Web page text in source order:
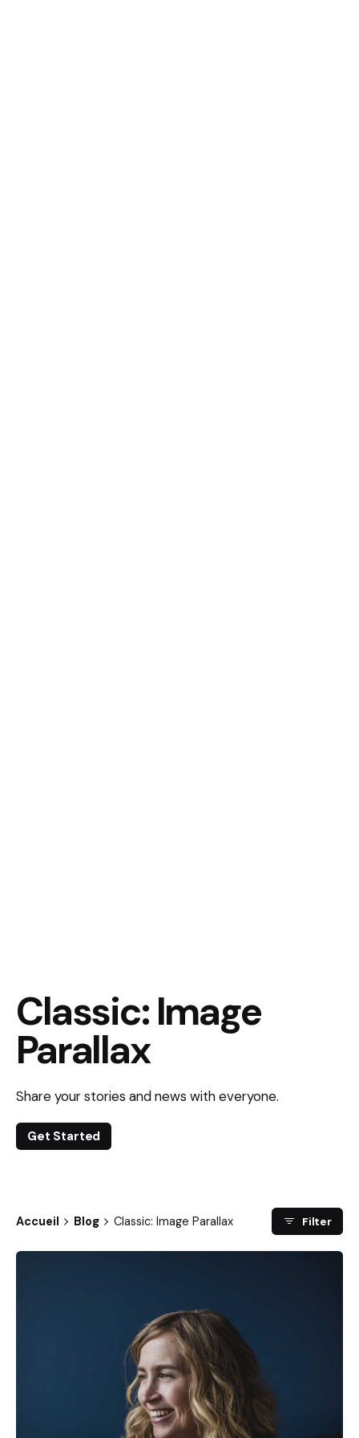
Classic: Image
Parallax
Share your stories and news with everyone.
Get Started
Accueil Blog Classic: Image Parallax Filter